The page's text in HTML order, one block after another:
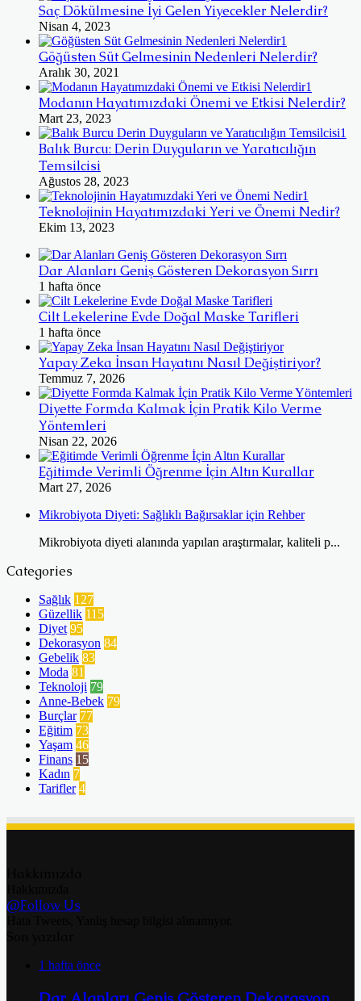
Saç Dökülmesine İyi Gelen Yiyecekler Nelerdir?
Nisan 4, 2023
Göğüsten Süt Gelmesinin Nedenleri Nelerdir?
Aralık 30, 2021
Modanın Hayatımızdaki Önemi ve Etkisi Nelerdir?
Mart 23, 2023
Balık Burcu: Derin Duyguların ve Yaratıcılığın
Temsilcisi
Ağustos 28, 2023
Teknolojinin Hayatımızdaki Yeri ve Önemi Nedir?
Ekim 13, 2023
Dar Alanları Geniş Gösteren Dekorasyon Sırrı
1 hafta önce
Cilt Lekelerine Evde Doğal Maske Tarifleri
1 hafta önce
Yapay Zeka İnsan Hayatını Nasıl Değiştiriyor?
Temmuz 7, 2026
Diyette Formda Kalmak İçin Pratik Kilo Verme
Yöntemleri
Nisan 22, 2026
Eğitimde Verimli Öğrenme İçin Altın Kurallar
Mart 27, 2026
Mikrobiyota Diyeti: Sağlıklı Bağırsaklar için Rehber
Mikrobiyota diyeti alanında yapılan araştırmalar, kaliteli p...
Categories
Sağlık 127
Güzellik 115
Diyet 95
Dekorasyon 84
Gebelik 83
Moda 81
Teknoloji 79
Anne-Bebek 79
Burçlar 77
Eğitim 73
Yaşam 46
Finans 15
Kadın 7
Tarifler 4
@Follow Us
1 hafta önce